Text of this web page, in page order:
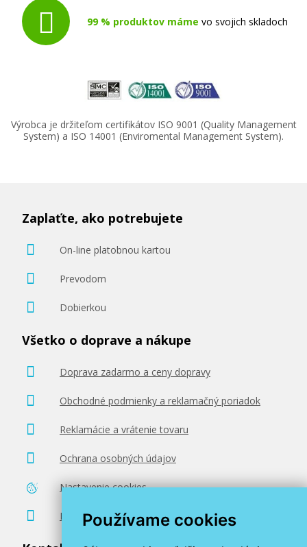
Používame cookies
99 % produktov máme vo svojich skladoch
Výrobca je držiteľom certifikátov ISO 9001 (Quality Management
System) a ISO 14001 (Enviromental Management System).
Zaplaťte, ako potrebujete
On-line platobnou kartou
Prevodom
Dobierkou
Všetko o doprave a nákupe
Doprava zadarmo a ceny dopravy
Obchodné podmienky a reklamačný poriadok
Reklamácie a vrátenie tovaru
Ochrana osobných údajov
Nastavenie cookies
Poradenstvo zadarmo